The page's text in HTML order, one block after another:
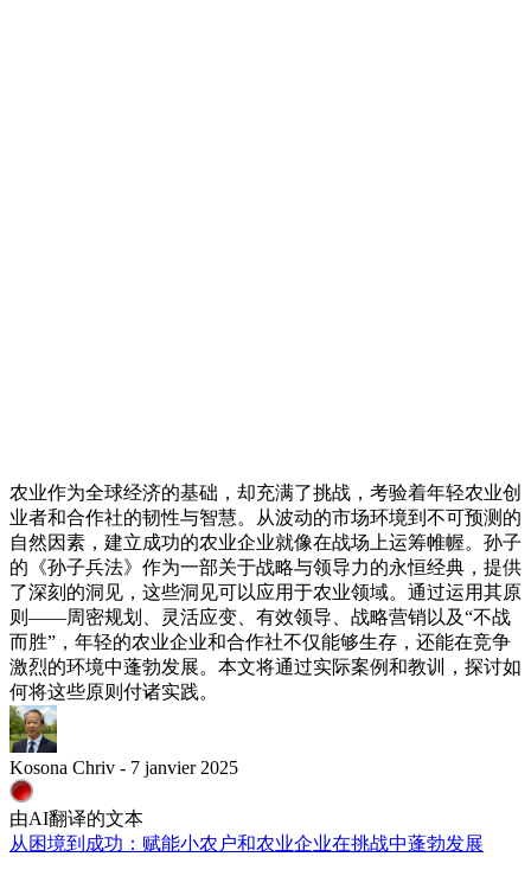
农业作为全球经济的基础，却充满了挑战，考验着年轻农业创
业者和合作社的韧性与智慧。从波动的市场环境到不可预测的
自然因素，建立成功的农业企业就像在战场上运筹帷幄。孙子
的《孙子兵法》作为一部关于战略与领导力的永恒经典，提供
了深刻的洞见，这些洞见可以应用于农业领域。通过运用其原
则——周密规划、灵活应变、有效领导、战略营销以及“不战
而胜”，年轻的农业企业和合作社不仅能够生存，还能在竞争
激烈的环境中蓬勃发展。本文将通过实际案例和教训，探讨如
何将这些原则付诸实践。
Kosona Chriv - 7 janvier 2025
由AI翻译的文本
从困境到成功：赋能小农户和农业企业在挑战中蓬勃发展